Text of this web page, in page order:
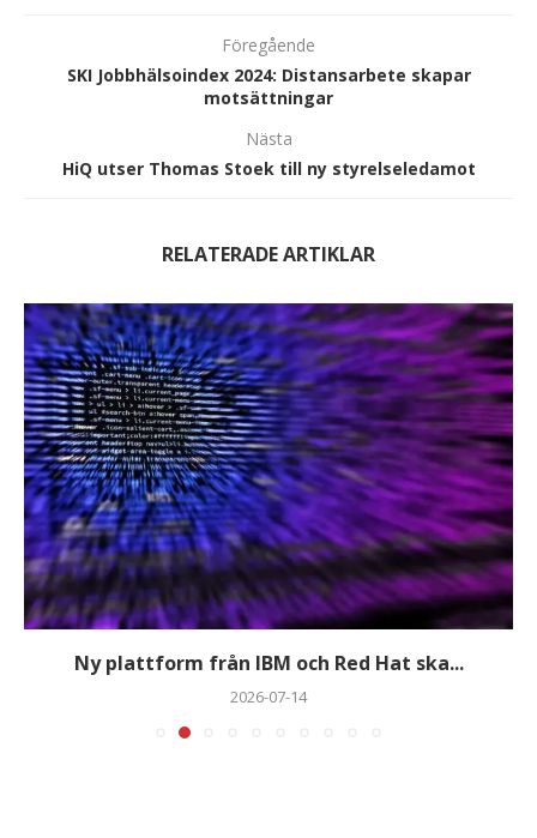
Föregående
SKI Jobbhälsoindex 2024: Distansarbete skapar
motsättningar
Nästa
HiQ utser Thomas Stoek till ny styrelseledamot
RELATERADE ARTIKLAR
Ny plattform från IBM och Red Hat ska...
2026-07-14